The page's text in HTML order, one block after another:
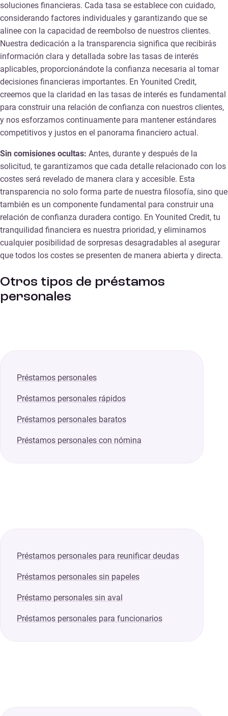
soluciones financieras. Cada tasa se establece con cuidado,
considerando factores individuales y garantizando que se
alinee con la capacidad de reembolso de nuestros clientes.
Nuestra dedicación a la transparencia significa que recibirás
información clara y detallada sobre las tasas de interés
aplicables, proporcionándote la confianza necesaria al tomar
decisiones financieras importantes. En Younited Credit,
creemos que la claridad en las tasas de interés es fundamental
para construir una relación de confianza con nuestros clientes,
y nos esforzamos continuamente para mantener estándares
competitivos y justos en el panorama financiero actual.
Sin comisiones ocultas: Antes, durante y después de la
solicitud, te garantizamos que cada detalle relacionado con los
costes será revelado de manera clara y accesible. Esta
transparencia no solo forma parte de nuestra filosofía, sino que
también es un componente fundamental para construir una
relación de confianza duradera contigo. En Younited Credit, tu
tranquilidad financiera es nuestra prioridad, y eliminamos
cualquier posibilidad de sorpresas desagradables al asegurar
que todos los costes se presenten de manera abierta y directa.
Otros tipos de préstamos
personales
Préstamos personales
Préstamos personales rápidos
Préstamos personales baratos
Préstamos personales con nómina
Préstamos personales para reunificar deudas
Préstamos personales sin papeles
Préstamo personales sin aval
Préstamos personales para funcionarios